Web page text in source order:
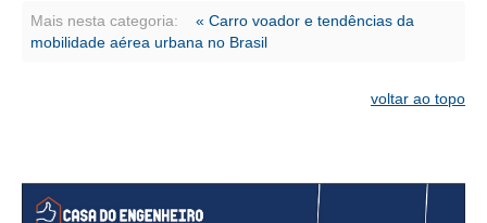
PUBLICIDADE
CADASTRO
Mais nesta categoria:
« Carro voador e tendências da
mobilidade aérea urbana no Brasil
voltar ao topo